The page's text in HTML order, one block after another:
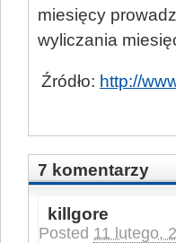
miesięcy
wyliczania
Źródło: http://
7 komentarzy
killgore
Posted 11 lutego,